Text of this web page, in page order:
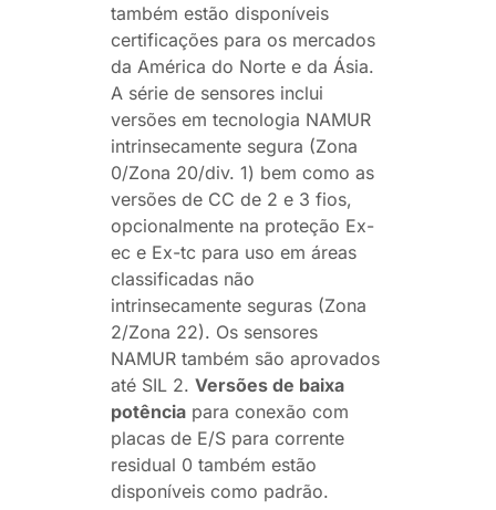
também estão disponíveis
certificações para os mercados
da América do Norte e da Ásia.
A série de sensores inclui
versões em tecnologia NAMUR
intrinsecamente segura (Zona
0/Zona 20/div. 1) bem como as
versões de CC de 2 e 3 fios,
opcionalmente na proteção Ex-
ec e Ex-tc para uso em áreas
classificadas não
intrinsecamente seguras (Zona
2/Zona 22). Os sensores
NAMUR também são aprovados
até SIL 2. Versões de baixa
potência para conexão com
placas de E/S para corrente
residual 0 também estão
disponíveis como padrão.